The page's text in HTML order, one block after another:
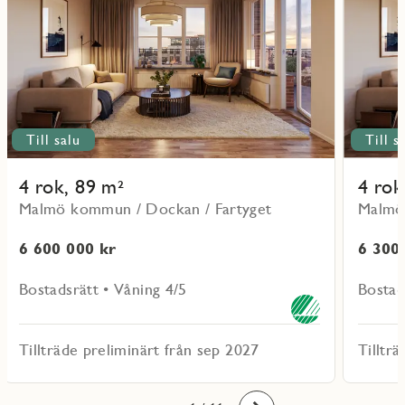
Till salu
4 rok, 89 m²
Malmö kommun / Dockan / Fartyget
6 600 000 kr
Bostadsrätt • Våning 4/5
Tillträde preliminärt från sep 2027
Till
4
6